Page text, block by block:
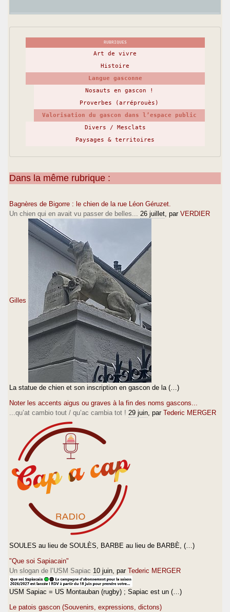
RUBRIQUES
Art de vivre
Histoire
Langue gasconne
Nosauts en gascon !
Proverbes (arréprouès)
Valorisation du gascon dans l’espace public
Divers / Mesclats
Paysages & territoires
Dans la même rubrique :
Bagnères de Bigorre : le chien de la rue Léon Géruzet.
Un chien qui en avait vu passer de belles... 26 juillet, par VERDIER
Gilles
La statue de chien et son inscription en gascon de la (…)
Noter les accents aigus ou graves à la fin des noms gascons...
...qu’at cambio tout / qu’ac cambia tot ! 29 juin, par Tederic MERGER
SOULES au lieu de SOULÈS, BARBE au lieu de BARBÈ, (…)
"Que soi Sapiacain"
Un slogan de l’USM Sapiac 10 juin, par Tederic MERGER
USM Sapiac = US Montauban (rugby) ; Sapiac est un (…)
Le patois gascon (Souvenirs, expressions, dictons)